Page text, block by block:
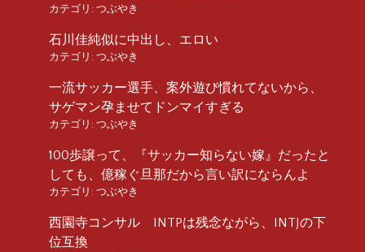
カテゴリ: つぶやき
石川佳純似に中出し、エロい
カテゴリ: つぶやき
一流サッカー選手、案外遊び慣れてないから、
サゲマン孕ませてドンマイすぎる
カテゴリ: つぶやき
100歩譲って、『サッカー知らない嫁』だったと
しても、億稼ぐ旦那だから言い訳にならんよ
カテゴリ: つぶやき
西園寺コンサル INTPは残念ながら、INTJの下
位互換